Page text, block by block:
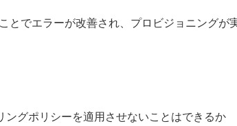
でエラーが改善され、プロビジョニングが
グポリシーを適用させないことはできるか